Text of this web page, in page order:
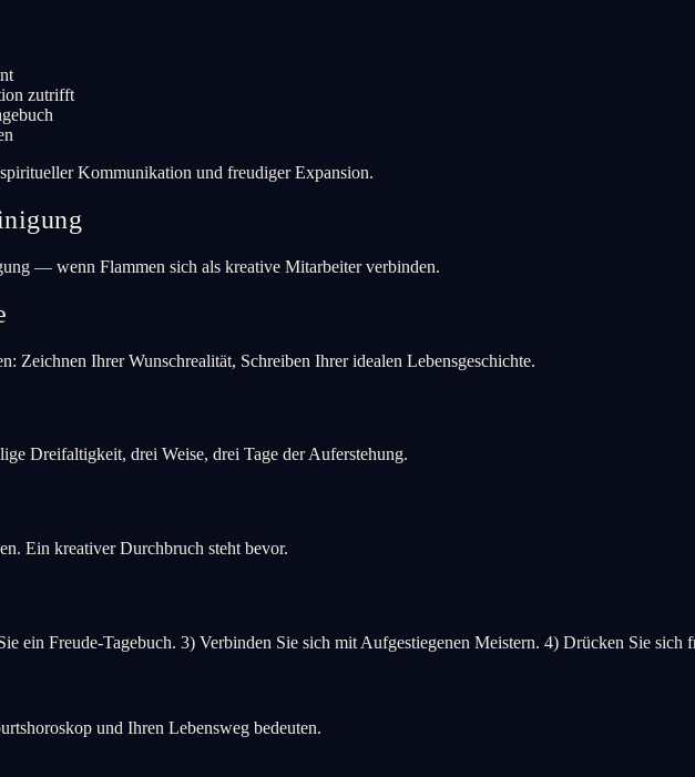
zutrifft
Kommunikation und freudiger Expansion.
— wenn Flammen sich als kreative Mitarbeiter verbinden.
Zeichnen Ihrer Wunschrealität, Schreiben Ihrer idealen Lebensgeschichte.
Dreifaltigkeit, drei Weise, drei Tage der Auferstehung.
Ein kreativer Durchbruch steht bevor.
ein Freude-Tagebuch. 3) Verbinden Sie sich mit Aufgestiegenen Meistern. 4) Drücken Sie sich
und Ihren Lebensweg bedeuten.